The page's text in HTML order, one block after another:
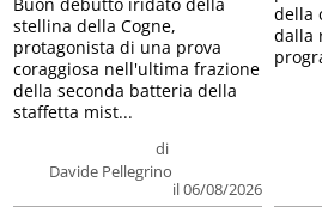
di
Davide Pellegrino
il 06/08/2026
stellina della Cogne,
protagonista di una prova
coraggiosa nell'ultima frazione
della seconda batteria della
staffetta mist...
della
dalla